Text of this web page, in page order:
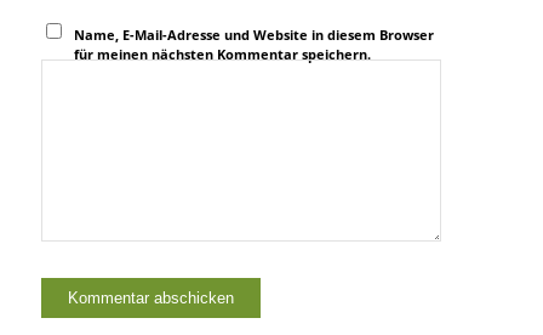
Name, E-Mail-Adresse und Website in diesem Browser
für meinen nächsten Kommentar speichern.